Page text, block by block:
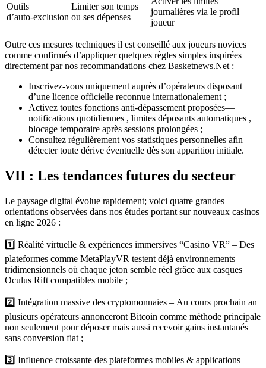
Outils
d’auto‑exclusion
Limiter son temps
ou ses dépenses
journalières via le profil
joueur
Outre ces mesures techniques il est conseillé aux joueurs novices
comme confirmés d’appliquer quelques règles simples inspirées
directement par nos recommandations chez Basketnews.Net :
Inscrivez-vous uniquement auprès d’opérateurs disposant
d’une licence officielle reconnue internationalement ;
Activez toutes fonctions anti‑dépassement proposées—
notifications quotidiennes , limites déposants automatiques ,
blocage temporaire après sessions prolongées ;
Consultez régulièrement vos statistiques personnelles afin
détecter toute dérive éventuelle dès son apparition initiale.
VII : Les tendances futures du secteur
Le paysage digital évolue rapidement; voici quatre grandes
orientations observées dans nos études portant sur nouveaux casinos
en ligne 2026 :
1️⃣ Réalité virtuelle & expériences immersives “Casino VR” – Des
plateformes comme MetaPlayVR testent déjà environnements
tridimensionnels où chaque jeton semble réel grâce aux casques
Oculus Rift compatibles mobile ;
2️⃣ Intégration massive des cryptomonnaies – Au cours prochain an
plusieurs opérateurs annonceront Bitcoin comme méthode principale
non seulement pour déposer mais aussi recevoir gains instantanés
sans conversion fiat ;
3️⃣ Influence croissante des plateformes mobiles & applications